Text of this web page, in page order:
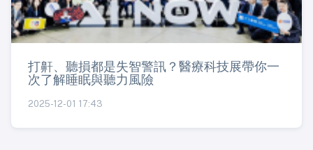
打鼾、聽損都是失智警訊？醫療科技展帶你一
次了解睡眠與聽力風險
2025-12-01 17:43